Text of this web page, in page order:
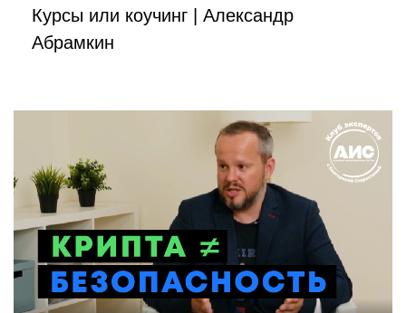
Курсы или коучинг | Александр
Абрамкин